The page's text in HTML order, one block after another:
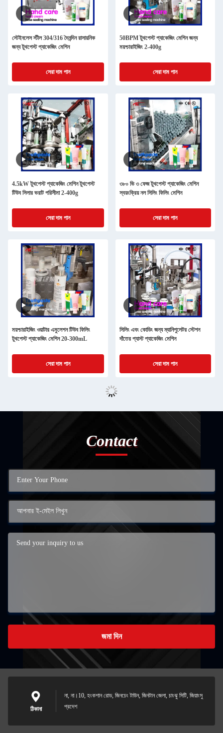
স্টেইনলেস স্টীল 304/316 দৈনন্দিন রাসায়নিক
জন্য টুথপেস্ট প্যাকেজিং মেশিন
সেরা দাম পান
50BPM টুথপেস্ট প্যাকেজিং মেশিন জন্য
ময়শ্চারাইজিং 2-400g
সেরা দাম পান
4.5kW টুথপেস্ট প্যাকেজিং মেশিন টুথপেস্ট
টিউব সিলার ভরাট পরিসীমা 2-400g
সেরা দাম পান
৩৮০ ভি ৩ ফেজ টুথপেস্ট প্যাকেজিং মেশিন
স্বয়ংক্রিয় নল সিলিং ফিলিং মেশিন
সেরা দাম পান
ময়শ্চারাইজিং ওয়াটার এমুলেশন টিউব ফিলিং
টুথপেস্ট প্যাকেজিং মেশিন 20-300mL
সেরা দাম পান
সিলিং এবং কোডিং জন্য ম্যানিপুলেটর স্টেশন
দাঁতের প্যাস্ট প্যাকেজিং মেশিন
সেরা দাম পান
Contact
জমা দিন
ঠিকানা
না, না।10, হংকশান রোড, জিনচেং টাউন, জিনটান জেলা, চাংঝু সিটি, জিয়াংসু
প্রদেশ